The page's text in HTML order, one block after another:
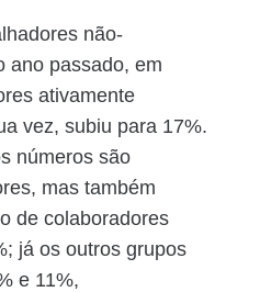
não-
ano passado, em
ativamente
vez, subiu para 17%.
números são
mas também
de colaboradores
já os outros grupos
e 11%,